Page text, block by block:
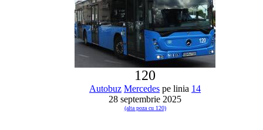
120
Autobuz Mercedes pe linia 14
28 septembrie 2025
(alta poza cu 120)